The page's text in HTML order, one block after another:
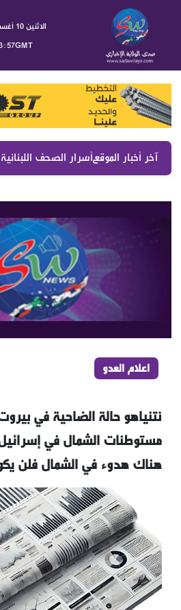
الاثنين 10 أغسطس 2026
آخر أخبار الموقع :
اعلام العدو
نتنياهو حالة الضاحية في
مستوطنات الشمال في
هناك هدوء في الشمال فلن